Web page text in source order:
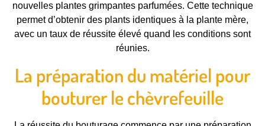
nouvelles plantes grimpantes parfumées. Cette technique
permet d’obtenir des plants identiques à la plante mère,
avec un taux de réussite élevé quand les conditions sont
réunies.
La préparation du matériel pour
bouturer le chèvrefeuille